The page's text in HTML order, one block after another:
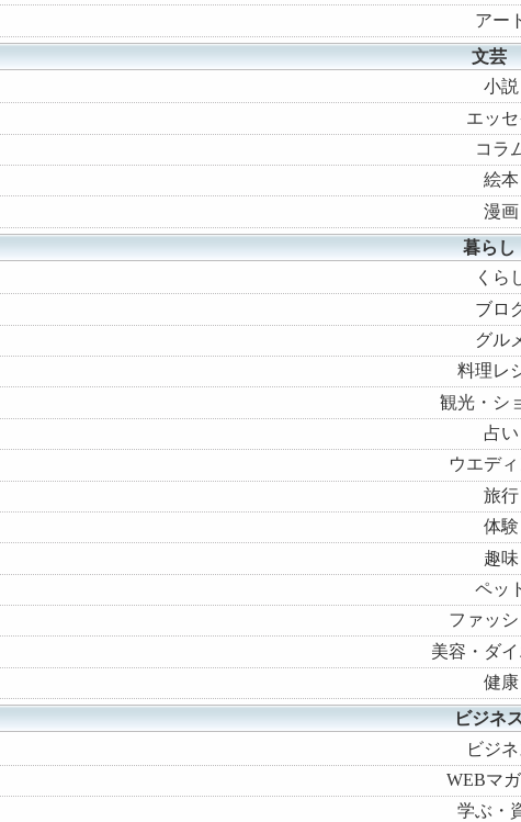
アー
文芸
小説
エッセ
コラ
絵本
漫画
暮らし
くら
ブロ
グル
料理レ
観光・シ
占い
ウエデ
旅行
体験
趣味
ペッ
ファッ
美容・ダイ
健康
ビジネ
ビジ
WEBマ
学ぶ・